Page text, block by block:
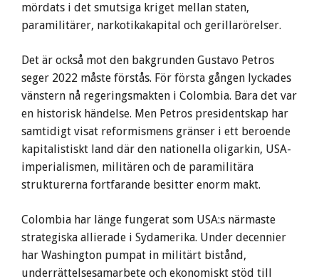
mördats i det smutsiga kriget mellan staten,
paramilitärer, narkotikakapital och gerillarörelser.
Det är också mot den bakgrunden Gustavo Petros
seger 2022 måste förstås. För första gången lyckades
vänstern nå regeringsmakten i Colombia. Bara det var
en historisk händelse. Men Petros presidentskap har
samtidigt visat reformismens gränser i ett beroende
kapitalistiskt land där den nationella oligarkin, USA-
imperialismen, militären och de paramilitära
strukturerna fortfarande besitter enorm makt.
Colombia har länge fungerat som USA:s närmaste
strategiska allierade i Sydamerika. Under decennier
har Washington pumpat in militärt bistånd,
underrättelsesamarbete och ekonomiskt stöd till